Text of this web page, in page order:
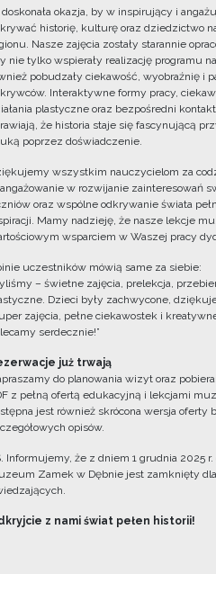
doskonała okazja, by w inspirujący i
historię, kulturę oraz dziedzictwo
Nasze zajęcia zostały starannie
nie tylko wspierały realizację programu
pobudzały ciekawość, wyobraźnię i
Interaktywne formy pracy,
plastyczne oraz bezpośredni
że historia staje się fascynującą
poprzez doświadczenie.
wszystkim nauczycielom za
w rozwijanie zainteresowań
oraz wspólne odkrywanie świata
Mamy nadzieję, że nasze lekcje
wsparciem w Waszej pracy
uczestników mówią same za siebie:
– świetne zajęcia, prelekcja,
Dzieci były zachwycone,
zajęcia, pełne ciekawostek i
serdecznie!”
już trwają
do planowania wizyt oraz
z pełną ofertą edukacyjną i lekcjami
jest również skrócona wersja oferty
opisów.
Informujemy, że z dniem 1 grudnia 2025 r.
Zamek w Dębnie jest zamknięty dla
z nami świat pełen historii!